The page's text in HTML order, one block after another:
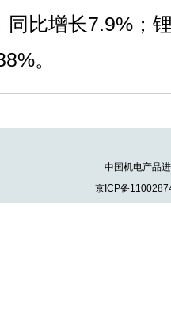
同比增长7.9%；
。
中国机电产品
京ICP备